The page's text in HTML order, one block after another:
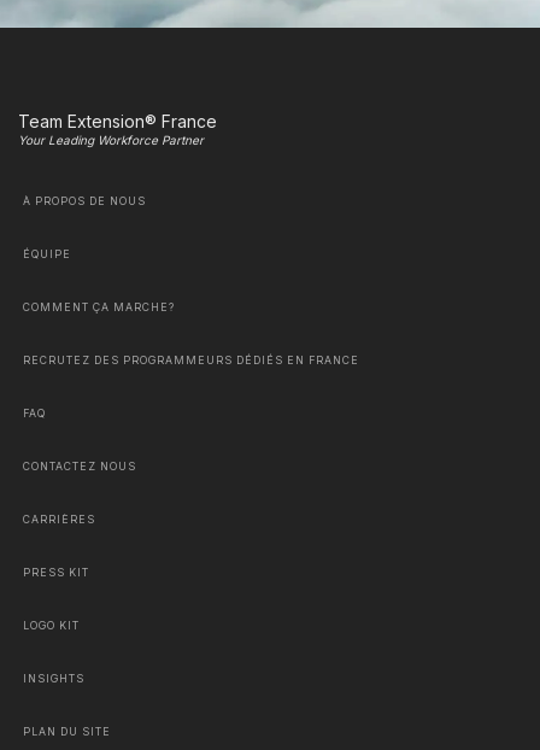
Team Extension® France
Your Leading Workforce Partner
À PROPOS DE NOUS
ÉQUIPE
COMMENT ÇA MARCHE?
RECRUTEZ DES PROGRAMMEURS DÉDIÉS EN FRANCE
FAQ
CONTACTEZ NOUS
CARRIÈRES
PRESS KIT
LOGO KIT
INSIGHTS
PLAN DU SITE